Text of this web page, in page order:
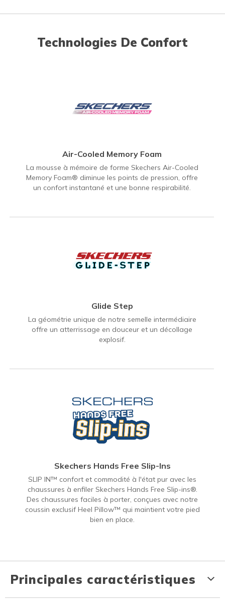
Technologies De Confort
Air-Cooled Memory Foam
La mousse à mémoire de forme Skechers Air-Cooled
Memory Foam® diminue les points de pression, offre
un confort instantané et une bonne respirabilité.
Glide Step
La géométrie unique de notre semelle intermédiaire
offre un atterrissage en douceur et un décollage
explosif.
Skechers Hands Free Slip-Ins
SLIP IN™ confort et commodité à l'état pur avec les
chaussures à enfiler Skechers Hands Free Slip-ins®.
Des chaussures faciles à porter, conçues avec notre
coussin exclusif Heel Pillow™ qui maintient votre pied
bien en place.
Principales caractéristiques